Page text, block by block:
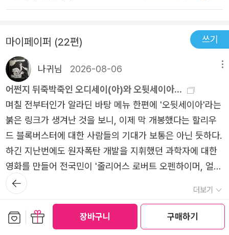
장바구니 구매하기
그리스 로마 신화는 기본, 기독교 성경의 내용 등, 이 책에
읽기에 지나지 않았을 것이다.이 책이 단테 알리기에리 한
사람이 쓴 것이라니 그의 방대한 독서양과 지식의 깊이에 놀
랄 따름이다. 그것도 30대에 이 책을 쓸 생각을 하였고 완결
하였다니. 아마 그가 순탄한 일생을 보내었어도 이런 대작이
나올 수 있었을까. 피렌체에서 영구 추방령이 내려져 다시
돌아올 시에는 화형에 처한다는 선고를 받았고 그렇게 떠돌
이 생활이 시작되어 끝내 고국 피렌체로 돌아오지 못하고 세
상을 떠났다. 대신 그는 이런 대작을 남겼다.2. 지난 주에 모
대학 박물관 대학에서 '서양 중세 세계지도의 그림기호 읽
기'라는 주제의 강의를 듣다가 알게 되었다, 13세기에서 14
세기로 넘어가는 시점에 영국에서 만들어진 세계지도인 헤
리퍼드 마파문디 (Hereford Mappa Mundi)를 보면, 지금
의 지도 같은 지형적 정보를 주는 지도가 아니라 중세 세계
마이페이퍼 (22편) 쓰기
나귀님 2026-08-06
어쩐지 뒤죽박죽인 오디세이(아)와 오뒷세이아...
며칠 전부터인가 알라딘 바탕 메뉴 한편에 '오뒷세이아'라는
붉은 링크가 생겨난 것을 보니, 이제 막 개봉했다는 할리우
드 블록버스터에 대한 사람들의 기대가 보통은 아닌 듯하다.
하긴 지난번에도 원자폭탄 개발을 지휘했던 과학자에 대한
영화를 만들어 전국민이 '줄리어스 로버트 오펜하이머, 얼마
나 좋았을까'를 외치게 했으니 그 영향력을 충분히 알 만하
다.그래서인지 알라딘에서도 관련 도서 특별전 메뉴를 만들
어 놓은 모양이다. 뭔가 싶어 클릭해 보니 영화 개봉에 맞춰
간행된 갖가지 해설서와 편역서가 나오고, 심지어 수년 전부
더보기
공감 ( 22) 댓글 (0)
뒤로가
기